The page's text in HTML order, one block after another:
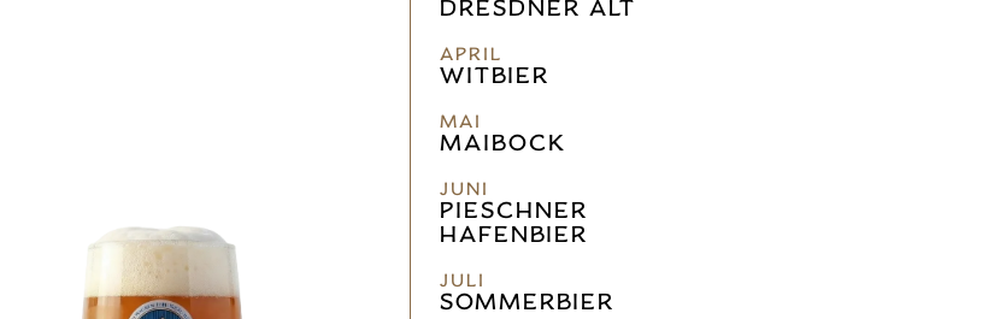
DRESDNER ALT
APRIL
WITBIER
MAI
MAIBOCK
JUNI
PIESCHNER
HAFENBIER
JULI
SOMMERBIER